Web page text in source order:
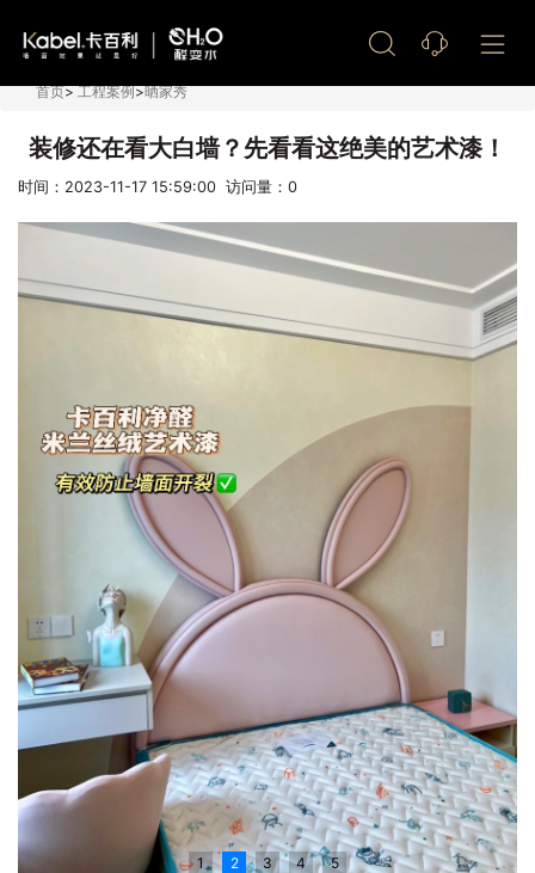
首页>工程案例>晒家秀
装修还在看大白墙？先看看这绝美的艺术漆！
时间：2023-11-17 15:59:00 访问量： 0
1 2 3 4 5